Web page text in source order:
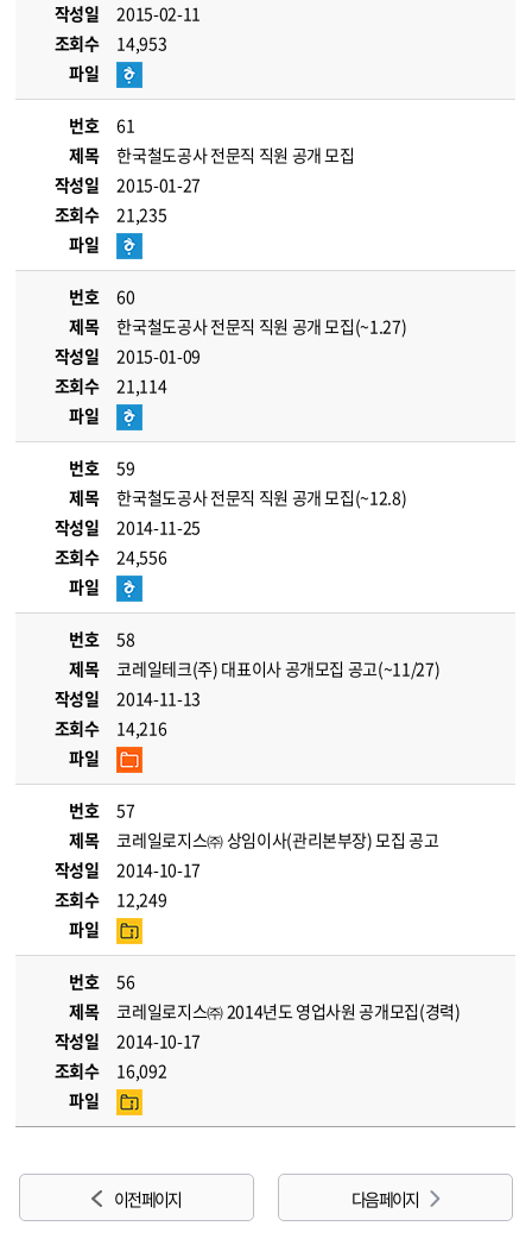
작성일
2015-02-11
조회수
14,953
파일
번호
61
제목
한국철도공사 전문직 직원 공개 모집
작성일
2015-01-27
조회수
21,235
파일
번호
60
제목
한국철도공사 전문직 직원 공개 모집(~1.27)
작성일
2015-01-09
조회수
21,114
파일
번호
59
제목
한국철도공사 전문직 직원 공개 모집(~12.8)
작성일
2014-11-25
조회수
24,556
파일
번호
58
제목
코레일테크(주) 대표이사 공개모집 공고(~11/27)
작성일
2014-11-13
조회수
14,216
파일
번호
57
제목
코레일로지스㈜ 상임이사(관리본부장) 모집 공고
작성일
2014-10-17
조회수
12,249
파일
번호
56
제목
코레일로지스㈜ 2014년도 영업사원 공개모집(경력)
작성일
2014-10-17
조회수
16,092
파일
이전 페이지 다음 페이지